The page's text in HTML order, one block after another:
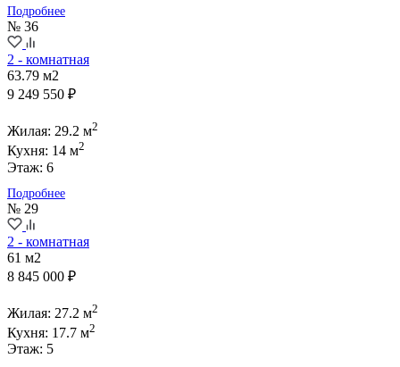
Подробнее
№ 36
2 - комнатная
63.79 м2
9 249 550 ₽
Жилая: 29.2 м2
Кухня: 14 м2
Этаж: 6
Подробнее
№ 29
2 - комнатная
61 м2
8 845 000 ₽
Жилая: 27.2 м2
Кухня: 17.7 м2
Этаж: 5